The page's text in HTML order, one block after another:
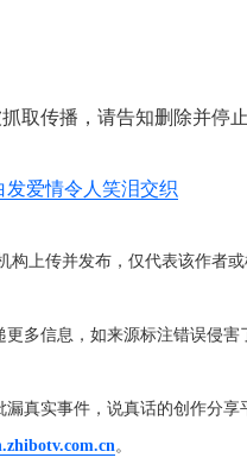
取传播，请告知删除并停
发爱情令人笑泪交织
构上传并发布，仅代表该作者
多信息，如来源标注错误侵
真实事件，说真话的创作分
。